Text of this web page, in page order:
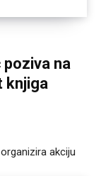
na
knjiga
akciju